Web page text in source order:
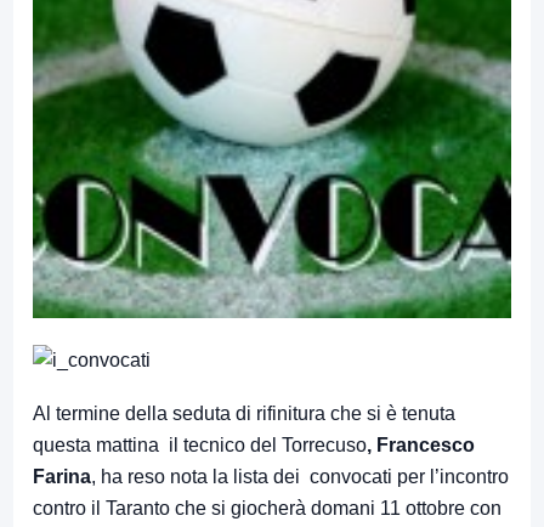
Al termine della seduta di rifinitura che si è tenuta
questa mattina il tecnico del Torrecuso, Francesco
Farina, ha reso nota la lista dei convocati per l’incontro
contro il Taranto che si giocherà domani 11 ottobre con